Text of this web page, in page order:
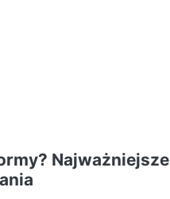
Najważniejsze